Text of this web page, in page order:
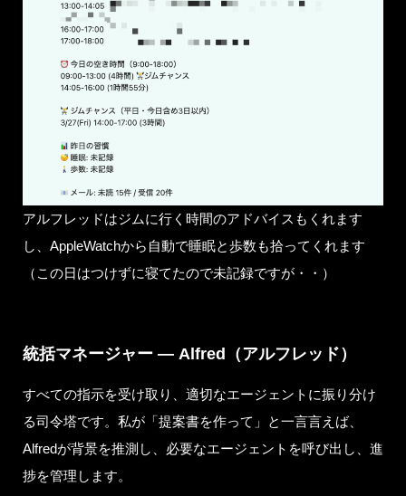
アルフレッドはジムに行く時間のアドバイスもくれます
し、AppleWatchから自動で睡眠と歩数も拾ってくれます
（この日はつけずに寝てたので未記録ですが・・）
統括マネージャー — Alfred（アルフレッド）
すべての指示を受け取り、適切なエージェントに振り分け
る司令塔です。私が「提案書を作って」と一言言えば、
Alfredが背景を推測し、必要なエージェントを呼び出し、進
捗を管理します。